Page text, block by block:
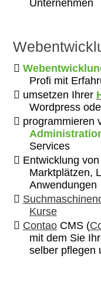
Unternehmen
Profi mit
umsetzen Ihrer
Wordpress
programmieren
Services
Entwicklung von
Marktplätzen,
Anwendungen
Kurse
ContaoCMS (
mit dem Sie
selber pflegen